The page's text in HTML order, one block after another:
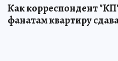
Как корреспондент
фанатам квартиру